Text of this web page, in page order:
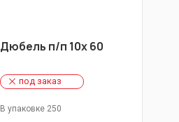
Дюбель п/п 10х 60
под заказ
В упаковке 250